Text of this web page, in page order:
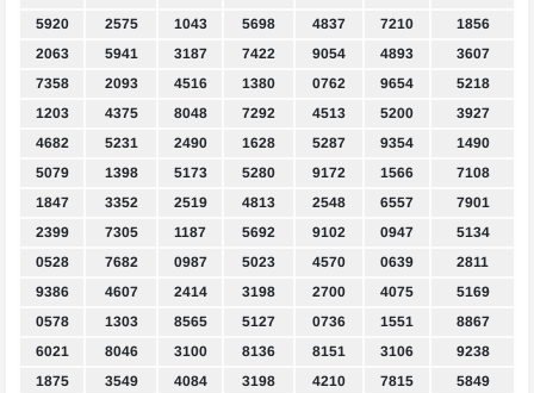
5920
2575 1043 5698 4837 7210
1856
2063
5941 3187 7422 9054 4893
3607
7358
2093 4516 1380 0762 9654
5218
1203
4375 8048 7292 4513 5200
3927
4682
5231 2490 1628 5287 9354
1490
5079
1398 5173 5280 9172 1566
7108
1847
3352 2519 4813 2548 6557
7901
2399
7305 1187 5692 9102 0947
5134
0528
7682 0987 5023 4570 0639
2811
9386
4607 2414 3198 2700 4075
5169
0578
1303 8565 5127 0736 1551
8867
6021
8046 3100 8136 8151 3106
9238
1875
3549 4084 3198 4210 7815
5849